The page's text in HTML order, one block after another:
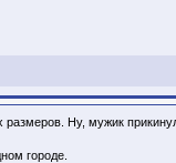
Ну, мужик
городе.